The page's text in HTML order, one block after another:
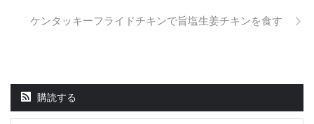
ケンタッキーフライドチキンで旨塩生姜チキンを食す
購読する